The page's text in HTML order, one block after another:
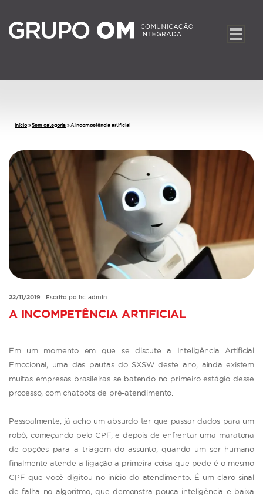
Início »Sem categoria »A incompetência artificial
22/11/2019 Escrito po hc-admin
A INCOMPETÊNCIA ARTIFICIAL
Em um momento em que se discute a Inteligência Artificial
Emocional, uma das pautas do SXSW deste ano, ainda existem
muitas empresas brasileiras se batendo no primeiro estágio desse
processo, com chatbots de pré-atendimento.
Pessoalmente, já acho um absurdo ter que passar dados para um
robô, começando pelo CPF, e depois de enfrentar uma maratona
de opções para a triagem do assunto, quando um ser humano
finalmente atende a ligação a primeira coisa que pede é o mesmo
CPF que você digitou no início do atendimento. É um claro sinal
de falha no algoritmo, que demonstra pouca inteligência e baixa